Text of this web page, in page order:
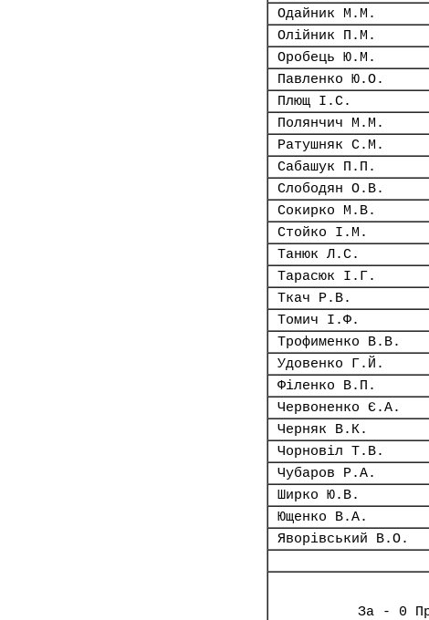
Одайник М.М.
Олійник П.М.
Оробець Ю.М.
Павленко Ю.О.
Плющ І.С.
Полянчич М.М.
Ратушняк С.М.
Сабашук П.П.
Слободян О.В.
Сокирко М.В.
Стойко І.М.
Танюк Л.С.
Тарасюк І.Г.
Ткач Р.В.
Томич І.Ф.
Трофименко В.В.
Удовенко Г.Й.
Філенко В.П.
Червоненко Є.А.
Черняк В.К.
Чорновіл Т.В.
Чубаров Р.А.
Ширко Ю.В.
Ющенко В.А.
Яворівський В.О.
За - 0